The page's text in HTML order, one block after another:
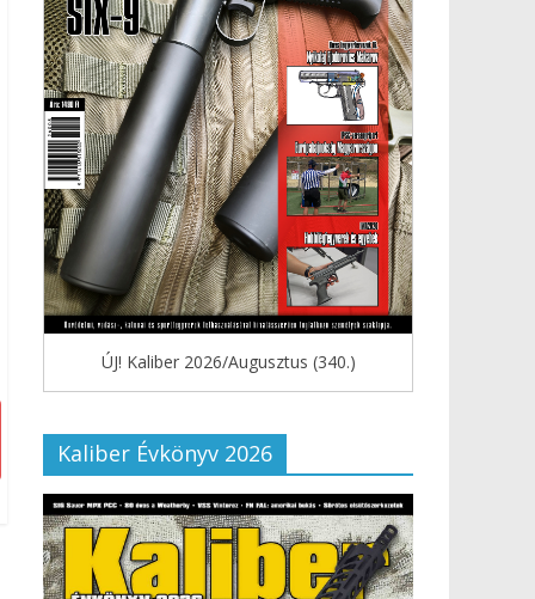
ÚJ! Kaliber 2026/Augusztus (340.)
Kaliber Évkönyv 2026